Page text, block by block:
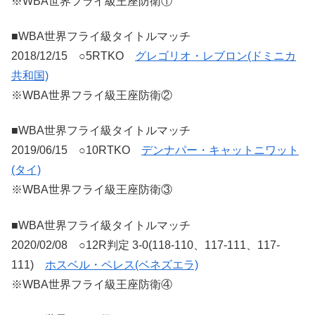
■WBA世界フライ級タイトルマッチ
2018/12/15 ○5RTKO グレゴリオ・レブロン(ドミニカ
共和国)
※WBA世界フライ級王座防衛②
■WBA世界フライ級タイトルマッチ
2019/06/15 ○10RTKO デンナパー・キャットニワット
(タイ)
※WBA世界フライ級王座防衛③
■WBA世界フライ級タイトルマッチ
2020/02/08 ○12R判定 3-0(118-110、117-111、117-
111) ホスベル・ペレス(ベネズエラ)
※WBA世界フライ級王座防衛④